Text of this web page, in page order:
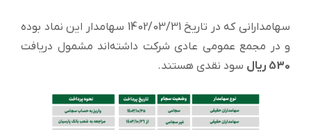
سهامدارانی که در تاریخ 1402/03/31 سهامدار این نماد بوده
و در مجمع عمومی عادی شرکت داشته‌اند مشمول دریافت
530 ریال
سود نقدی هستند.